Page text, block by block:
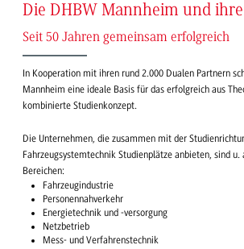
Die DHBW Mannheim und
Seit 50 Jahren gemeinsam erfolgreich
In Kooperation mit ihren rund 2.000 Dualen Partnern
Mannheim eine ideale Basis für das erfolgreich aus
kombinierte Studienkonzept.
Die Unternehmen, die zusammen mit der
Fahrzeugsystemtechnik Studienplätze anbieten, sind u.
Bereichen:
Fahrzeugindustrie
Personennahverkehr
Energietechnik und -versorgung
Netzbetrieb
Mess- und Verfahrenstechnik